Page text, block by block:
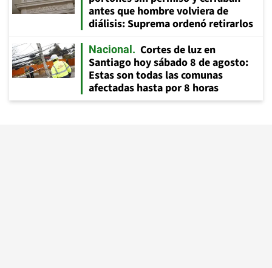
antes que hombre volviera de
diálisis: Suprema ordenó retirarlos
Nacional
Cortes de luz en
Santiago hoy sábado 8 de agosto:
Estas son todas las comunas
afectadas hasta por 8 horas